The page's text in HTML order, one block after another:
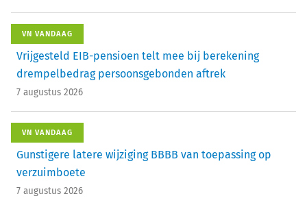
VN VANDAAG
Vrijgesteld EIB-pensioen telt mee bij berekening
drempelbedrag persoonsgebonden aftrek
7 augustus 2026
VN VANDAAG
Gunstigere latere wijziging BBBB van toepassing op
verzuimboete
7 augustus 2026